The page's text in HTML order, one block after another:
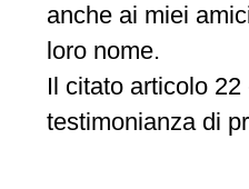
anche ai miei
loro nome.
Il citato articolo
testimonianza di